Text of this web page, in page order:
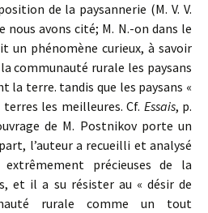
de la paysannerie (M. V. V.
nous avons cité; M. N.-on dans le
un phénomène curieux, à savoir
communauté rurale les paysans
la terre. tandis que les paysans «
les meilleures. Cf. Essais, p.
de M. Postnikov porte un
l’auteur a recueilli et analysé
précieuses de la
et il a su résister au « désir de
rurale comme un tout